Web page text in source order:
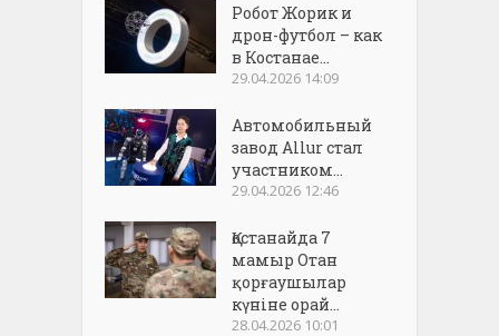
Робот Жорик и
дрон-футбол – как
в Костанае...
29.04.2026 14:09
Автомобильный
завод Allur стал
участником...
29.04.2026 12:46
Қостанайда 7
мамыр Отан
қорғаушылар
күніне орай...
28.04.2026 10:01